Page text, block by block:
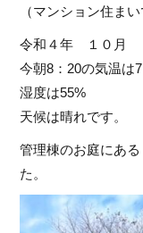
（マンション住ま
令和４年 １０月
今朝8：20の気温は
湿度は55%
天候は晴れです。
管理棟のお庭にあ
た。